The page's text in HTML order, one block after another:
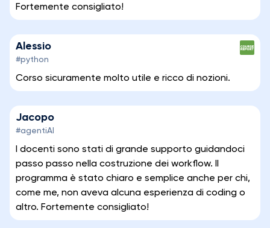
Fortemente consigliato!
Alessio
#python
Corso sicuramente molto utile e ricco di nozioni.
Jacopo
#agentiAI
I docenti sono stati di grande supporto guidandoci
passo passo nella costruzione dei workflow. Il
programma è stato chiaro e semplice anche per chi,
come me, non aveva alcuna esperienza di coding o
altro. Fortemente consigliato!